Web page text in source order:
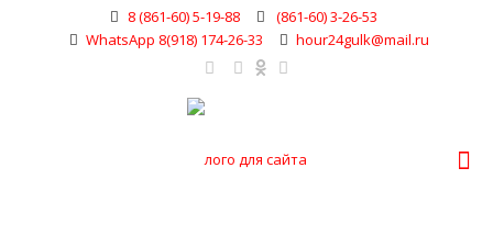
8 (861-60) 5-19-88
(861-60) 3-26-53
WhatsApp 8(918) 174-26-33
hour24gulk@mail.ru